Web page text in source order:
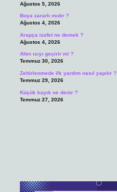
Ağustos 5, 2026
Boya zararlı mıdır ?
Ağustos 4, 2026
Arapça izafet ne demek ?
Ağustos 4, 2026
Altın ısıyı geçirir mi ?
Temmuz 30, 2026
Zehirlenmede ilk yardım nasıl yapılır ?
Temmuz 29, 2026
Küçük kayık ne denir ?
Temmuz 27, 2026